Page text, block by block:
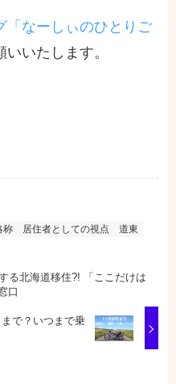
「なーしぃのひとりご
いたします。
称 居住者としての視点 道東
る北海道移住?! 「ここだけは
口
で？いつまで乗